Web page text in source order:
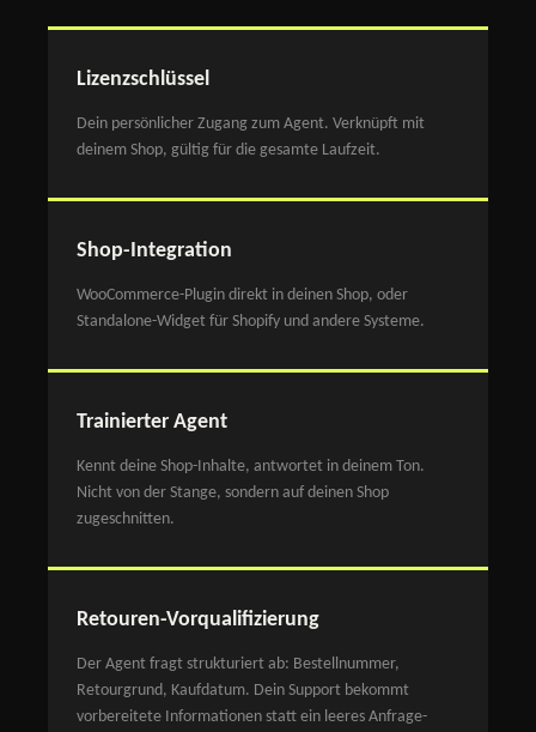
Lizenzschlüssel
Dein persönlicher Zugang zum Agent. Verknüpft mit
deinem Shop, gültig für die gesamte Laufzeit.
Shop-Integration
WooCommerce-Plugin direkt in deinen Shop, oder
Standalone-Widget für Shopify und andere Systeme.
Trainierter Agent
Kennt deine Shop-Inhalte, antwortet in deinem Ton.
Nicht von der Stange, sondern auf deinen Shop
zugeschnitten.
Retouren-Vorqualifizierung
Der Agent fragt strukturiert ab: Bestellnummer,
Retourgrund, Kaufdatum. Dein Support bekommt
vorbereitete Informationen statt ein leeres Anfrage-